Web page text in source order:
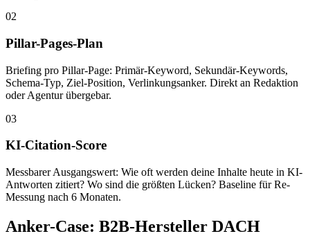
02
Pillar-Pages-Plan
Briefing pro Pillar-Page: Primär-Keyword, Sekundär-Keywords,
Schema-Typ, Ziel-Position, Verlinkungsanker. Direkt an Redaktion
oder Agentur übergebar.
03
KI-Citation-Score
Messbarer Ausgangswert: Wie oft werden deine Inhalte heute in KI-
Antworten zitiert? Wo sind die größten Lücken? Baseline für Re-
Messung nach 6 Monaten.
Anker-Case: B2B-Hersteller DACH